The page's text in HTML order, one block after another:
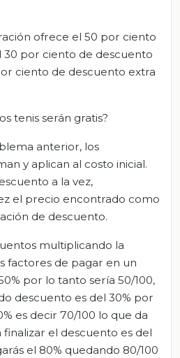
ofrece el 50 por ciento
30 por ciento de descuento
ciento de descuento extra
tenis serán gratis?
anterior, los
y aplican al costo inicial.
a la vez,
el precio encontrado como
de descuento.
multiplicando la
factores de pagar en un
por lo tanto sería 50/100,
descuento es del 30% por
es decir 70/100 lo que da
el descuento es del
el 80% quedando 80/100